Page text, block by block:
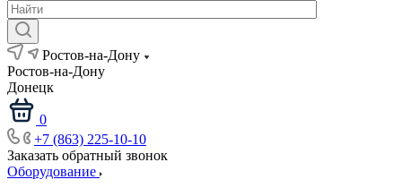
Ростов-на-Дону
Ростов-на-Дону
Донецк
0
+7 (863) 225-10-10
Заказать обратный звонок
Оборудование